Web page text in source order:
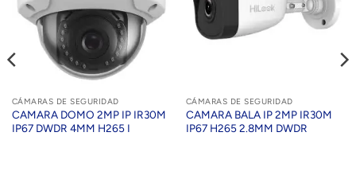
CÁMARAS DE SEGURIDAD
CAMARA DOMO 2MP IP IR30M
IP67 DWDR 4MM H265 I
CÁMARAS DE SEGURIDAD
CAMARA BALA IP 2MP IR30M
IP67 H265 2.8MM DWDR